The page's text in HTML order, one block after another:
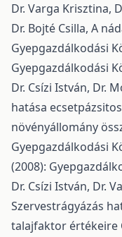
Dr. Varga Krisztina,
Dr. Bojté Csilla, A
Gyepgazdálkodási
Gyepgazdálkodási
Dr. Csízi István, Dr.
hatása
növényállomány
Gyepgazdálkodási
(2008):
Dr. Csízi István, Dr.
Szervestrágyázás
talajfaktor értékeire